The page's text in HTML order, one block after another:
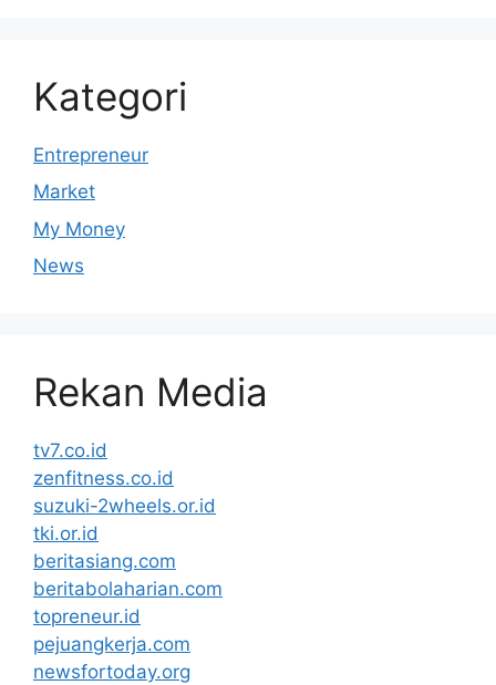
Kategori
Entrepreneur
Market
My Money
News
Rekan Media
tv7.co.id
zenfitness.co.id
suzuki-2wheels.or.id
tki.or.id
beritasiang.com
beritabolaharian.com
topreneur.id
pejuangkerja.com
newsfortoday.org